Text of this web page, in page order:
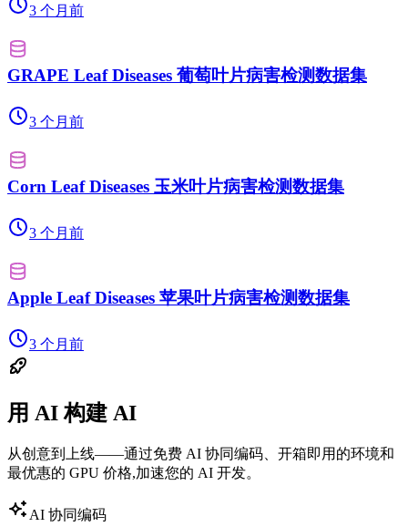
3 个月前
GRAPE Leaf Diseases 葡萄叶片病害检测数据集
3 个月前
Corn Leaf Diseases 玉米叶片病害检测数据集
3 个月前
Apple Leaf Diseases 苹果叶片病害检测数据集
3 个月前
用 AI 构建 AI
从创意到上线——通过免费 AI 协同编码、开箱即用的环境和
最优惠的 GPU 价格,加速您的 AI 开发。
AI 协同编码